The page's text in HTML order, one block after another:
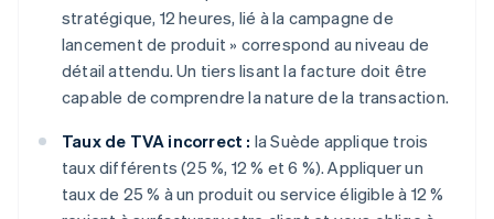
stratégique, 12 heures, lié à la campagne de
lancement de produit » correspond au niveau de
détail attendu. Un tiers lisant la facture doit être
capable de comprendre la nature de la transaction.
Taux de TVA incorrect : la Suède applique trois
taux différents (25 %, 12 % et 6 %). Appliquer un
taux de 25 % à un produit ou service éligible à 12 %